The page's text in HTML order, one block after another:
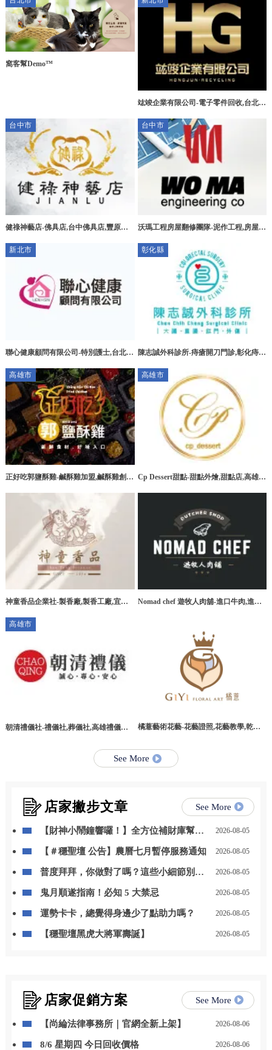
窩客幫Demo™
竑竣企業有限公司-電子零件回收,台北電
電子零件回收
台中市
健祿神藝店-佛具店,台中佛具店,豐原佛
台中市
沃瑪工程房屋翻修團隊-泥作工程,房屋拆
新北市
聯心健康顧問有限公司-特別護士,台北特
彰化縣
陳志誠外科診所-痔瘡開刀門診,彰化痔瘡
高雄市
正好吃郭鹽酥雞-鹹酥雞加盟,鹹酥雞創
高雄市
Cp Dessert甜點-甜點外燴,甜點店,高雄甜
神童香品企業社-製香廠,製香工廠,宜蘭
Nomad chef 遊牧人肉舖-進口牛肉,進口
高雄市
朝清禮儀社-禮儀社,葬儀社,高雄禮儀社,
橘薏藝術花藝-花藝證照,花藝教學,乾燥
See More
店家撇步文章 See More
【財神小鬧鐘響囉！】全方位補財庫幫你
2026-08-05
【＃穩聖壇 公告】農曆七月暫停服務通知 2026-08-05
普度拜拜，你做對了嗎？這些小細節別忽
2026-08-05
鬼月順遂指南！必知 5 大禁忌 2026-08-05
運勢卡卡，總覺得身邊少了點助力嗎？ 2026-08-05
【穩聖壇黑虎大將軍壽誕】 2026-08-05
店家促銷方案 See More
【尚綸法律事務所｜官網全新上架】 2026-08-06
8/6 星期四 今日回收價格 2026-08-06